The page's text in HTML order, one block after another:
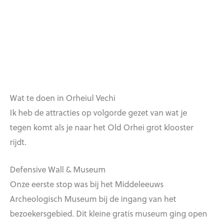
Wat te doen in Orheiul Vechi
Ik heb de attracties op volgorde gezet van wat je
tegen komt als je naar het Old Orhei grot klooster
rijdt.
Defensive Wall & Museum
Onze eerste stop was bij het Middeleeuws
Archeologisch Museum bij de ingang van het
bezoekersgebied. Dit kleine gratis museum ging open